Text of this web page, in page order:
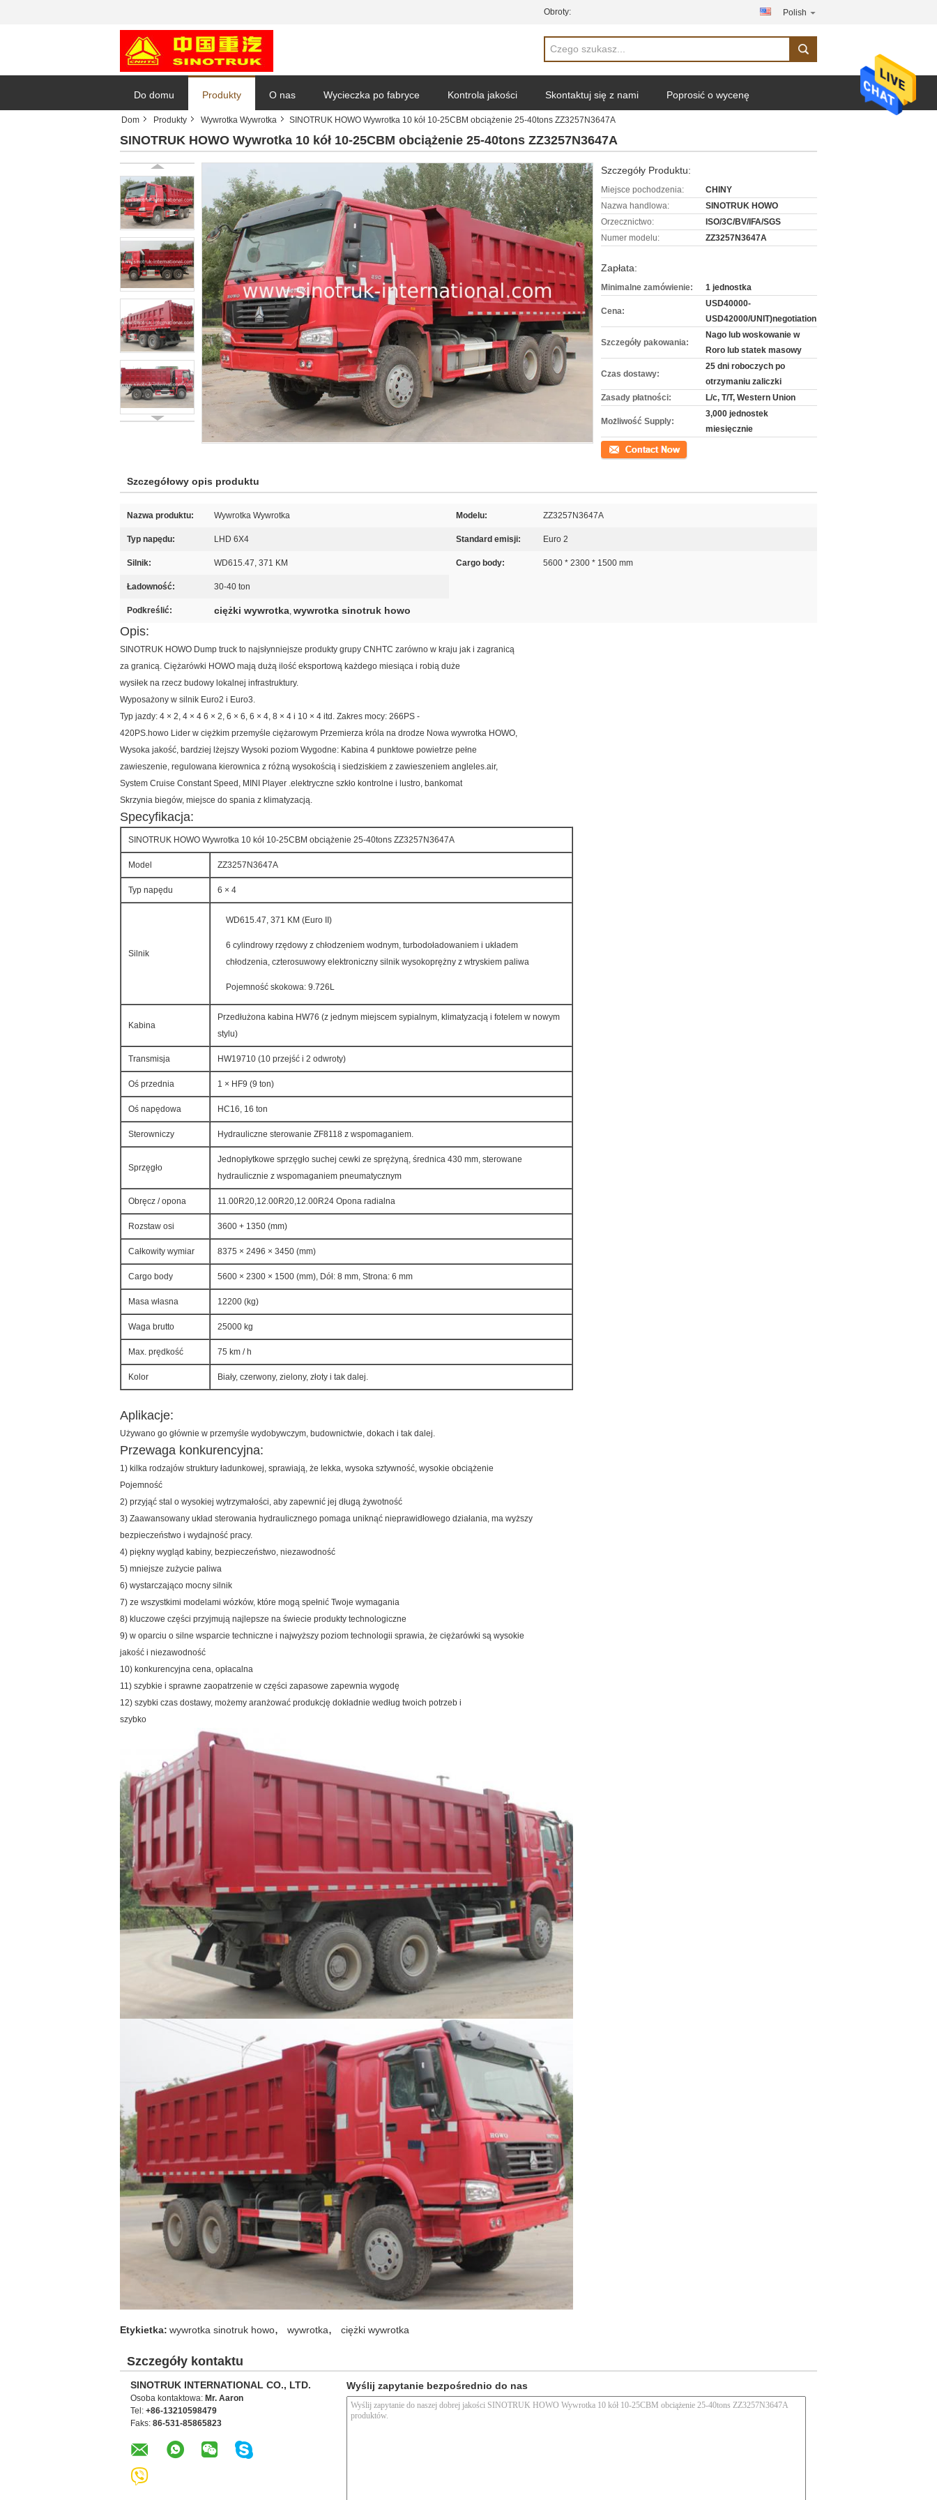
Obroty: Polish
Do domu Produkty O nas Wycieczka po fabryce Kontrola jakości Skontaktuj się z nami Poprosić o wycenę
Dom Produkty Wywrotka Wywrotka SINOTRUK HOWO Wywrotka 10 kół 10-25CBM obciążenie 25-40tons ZZ3257N3647A
SINOTRUK HOWO Wywrotka 10 kół 10-25CBM obciążenie 25-40tons ZZ3257N3647A
Szczegóły Produktu:
Miejsce pochodzenia:
CHINY
Nazwa handlowa:
SINOTRUK HOWO
Orzecznictwo:
ISO/3C/BV/IFA/SGS
Numer modelu:
ZZ3257N3647A
Zapłata:
Minimalne zamówienie: 1 jednostka
Cena:
USD40000-
USD42000/UNIT)negotiation
Szczegóły pakowania:
Nago lub woskowanie w
Roro lub statek masowy
Czas dostawy:
25 dni roboczych po
otrzymaniu zaliczki
Zasady płatności:
L/c, T/T, Western Union
Możliwość Supply:
3,000 jednostek
miesięcznie
Kontakt
Szczegółowy opis produktu
Nazwa produktu: Wywrotka Wywrotka Modelu: ZZ3257N3647A
Typ napędu: LHD 6X4 Standard emisji: Euro 2
Silnik: WD615.47, 371 KM Cargo body: 5600 * 2300 * 1500 mm
Ładowność: 30-40 ton
Podkreślić: ciężki wywrotka, wywrotka sinotruk howo
Opis:
SINOTRUK HOWO Dump truck to najsłynniejsze produkty grupy CNHTC zarówno w kraju jak i zagranicą
za granicą. Ciężarówki HOWO mają dużą ilość eksportową każdego miesiąca i robią duże
wysiłek na rzecz budowy lokalnej infrastruktury.
Wyposażony w silnik Euro2 i Euro3.
Typ jazdy: 4 × 2, 4 × 4 6 × 2, 6 × 6, 6 × 4, 8 × 4 i 10 × 4 itd. Zakres mocy: 266PS -
420PS.howo Lider w ciężkim przemyśle ciężarowym Przemierza króla na drodze Nowa wywrotka HOWO,
Wysoka jakość, bardziej lżejszy Wysoki poziom Wygodne: Kabina 4 punktowe powietrze pełne
zawieszenie, regulowana kierownica z różną wysokością i siedziskiem z zawieszeniem angleles.air,
System Cruise Constant Speed, MINI Player .elektryczne szkło kontrolne i lustro, bankomat
Skrzynia biegów, miejsce do spania z klimatyzacją.
Specyfikacja:
SINOTRUK HOWO Wywrotka 10 kół 10-25CBM obciążenie 25-40tons ZZ3257N3647A
Model ZZ3257N3647A
Typ napędu 6 × 4
Silnik
WD615.47, 371 KM (Euro II)
6 cylindrowy rzędowy z chłodzeniem wodnym, turbodoładowaniem i układem
chłodzenia, czterosuwowy elektroniczny silnik wysokoprężny z wtryskiem paliwa
Pojemność skokowa: 9.726L
Kabina
Przedłużona kabina HW76 (z jednym miejscem sypialnym, klimatyzacją i fotelem w nowym
stylu)
Transmisja HW19710 (10 przejść i 2 odwroty)
Oś przednia 1 × HF9 (9 ton)
Oś napędowa HC16, 16 ton
Sterowniczy Hydrauliczne sterowanie ZF8118 z wspomaganiem.
Sprzęgło
Jednopłytkowe sprzęgło suchej cewki ze sprężyną, średnica 430 mm, sterowane
hydraulicznie z wspomaganiem pneumatycznym
Obręcz / opona 11.00R20,12.00R20,12.00R24 Opona radialna
Rozstaw osi 3600 + 1350 (mm)
Całkowity wymiar 8375 × 2496 × 3450 (mm)
Cargo body 5600 × 2300 × 1500 (mm), Dół: 8 mm, Strona: 6 mm
Masa własna 12200 (kg)
Waga brutto 25000 kg
Max. prędkość 75 km / h
Kolor Biały, czerwony, zielony, złoty i tak dalej.
Aplikacje:
Używano go głównie w przemyśle wydobywczym, budownictwie, dokach i tak dalej.
Przewaga konkurencyjna:
1) kilka rodzajów struktury ładunkowej, sprawiają, że lekka, wysoka sztywność, wysokie obciążenie
Pojemność
2) przyjąć stal o wysokiej wytrzymałości, aby zapewnić jej długą żywotność
3) Zaawansowany układ sterowania hydraulicznego pomaga uniknąć nieprawidłowego działania, ma wyższy
bezpieczeństwo i wydajność pracy.
4) piękny wygląd kabiny, bezpieczeństwo, niezawodność
5) mniejsze zużycie paliwa
6) wystarczająco mocny silnik
7) ze wszystkimi modelami wózków, które mogą spełnić Twoje wymagania
8) kluczowe części przyjmują najlepsze na świecie produkty technologiczne
9) w oparciu o silne wsparcie techniczne i najwyższy poziom technologii sprawia, że ​​ciężarówki są wysokie
jakość i niezawodność
10) konkurencyjna cena, opłacalna
11) szybkie i sprawne zaopatrzenie w części zapasowe zapewnia wygodę
12) szybki czas dostawy, możemy aranżować produkcję dokładnie według twoich potrzeb i
szybko
Etykietka: wywrotka sinotruk howo, wywrotka, ciężki wywrotka
Szczegóły kontaktu
SINOTRUK INTERNATIONAL CO., LTD.
Osoba kontaktowa: Mr. Aaron
Tel: +86-13210598479
Faks: 86-531-85865823
Wyślij zapytanie bezpośrednio do nas